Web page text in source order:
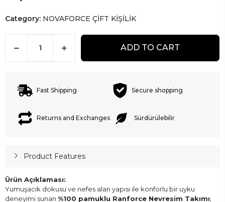
Category: NOVAFORCE ÇİFT KİŞİLİK
ADD TO CART
Fast Shipping Secure shopping
Returns and Exchanges Sürdürülebilir
Product Features
Ürün Açıklaması:
Yumuşacık dokusu ve nefes alan yapısı ile konforlu bir uyku
deneyimi sunan %100 pamuklu Ranforce Nevresim Takımı